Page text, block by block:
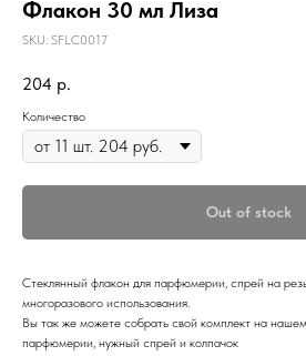
Флакон 30 мл Лиза
SKU: SFLC0017
204 р.
Количество
Out of stock
Стеклянный флакон для парфюмерии, спрей на
многоразового использования.
Вы так же можете собрать свой комплект на
парфюмерии, нужный спрей и колпачок